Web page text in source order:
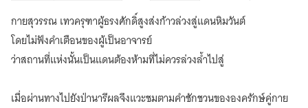
คำ)
กายสุวรรณ เทวครุฑาผู้ธรงศักดิ์สูงส่งก้าวล่วงสู่แดนหิมวันต์
โดยไม่ฟังคำเตือนของผู้เป็นอาจารย์
ว่าสถานที่แห่งนั้นเป็นแดนต้องห้ามที่ไม่ควรล่วงล้ำไปสู่
เมื่อผ่านทางไปยังป่านารีผลจึงแวะชมตามคำชักชวนขององครักษ์คู่กาย